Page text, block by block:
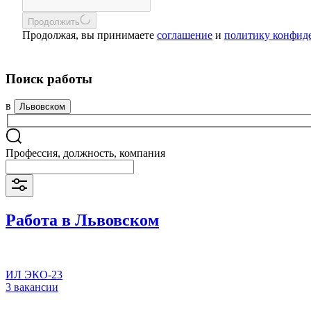
Продолжить
Продолжая, вы принимаете соглашение и политику
Поиск работы
в Львовском
Профессия, должность, компания
Работа в Львовском
ИЛ ЭКО-23
3 вакансии